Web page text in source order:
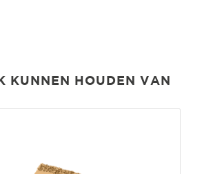
KUNNEN HOUDEN VAN